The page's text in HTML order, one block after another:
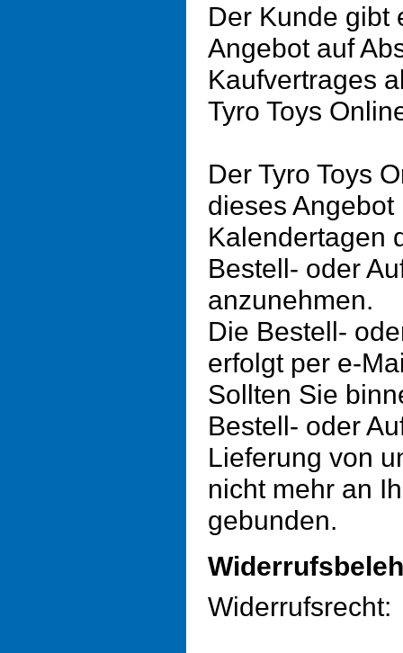
Der Kunde gibt
Angebot auf
Kaufvertrages
Tyro Toys
Der Tyro Toys
dieses
Kalendertagen
Bestell- oder
anzunehmen.
Die Bestell-
erfolgt per e-
Sollten Sie
Bestell- oder
Lieferung von
nicht mehr an
gebunden.
Widerrufsrecht: